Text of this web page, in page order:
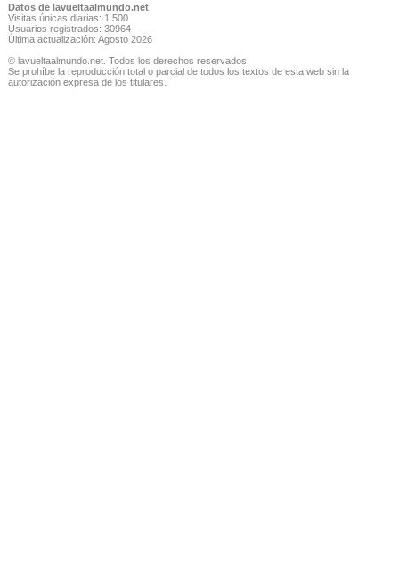
Datos de lavueltaalmundo.net
Visitas únicas diarias: 1.500
Usuarios registrados: 30964
Última actualización: Agosto 2026
© lavueltaalmundo.net. Todos los derechos reservados.
Se prohíbe la reproducción total o parcial de todos los textos de esta web sin la
autorización expresa de los titulares.